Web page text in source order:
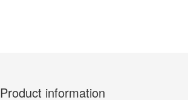
Product information